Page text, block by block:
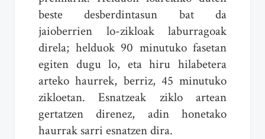
beste desberdintasun bat da
jaioberrien lo-zikloak laburragoak
direla; helduok 90 minutuko fasetan
egiten dugu lo, eta hiru hilabetera
arteko haurrek, berriz, 45 minutuko
zikloetan. Esnatzeak ziklo artean
gertatzen direnez, adin honetako
haurrak sarri esnatzen dira.